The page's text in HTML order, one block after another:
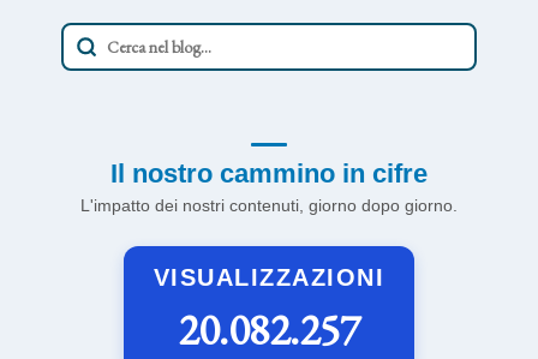
Il nostro cammino in cifre
L'impatto dei nostri contenuti, giorno dopo giorno.
VISUALIZZAZIONI
20.082.257